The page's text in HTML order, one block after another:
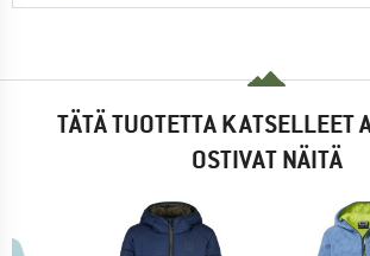
TÄTÄ TUOTETTA KATSELLEET
OSTIVAT NÄITÄ